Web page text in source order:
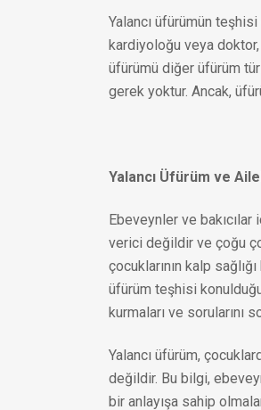
Yalancı üfürümün
kardiyoloğu veya doktor,
üfürümü diğer üfürüm
gerek yoktur. Ancak,
Yalancı Üfürüm ve
Ebeveynler ve
verici değildir ve çoğu
çocuklarının kalp
üfürüm teşhisi
kurmaları ve sorularını
Yalancı üfürüm,
değildir. Bu bilgi,
bir anlayışa sahip